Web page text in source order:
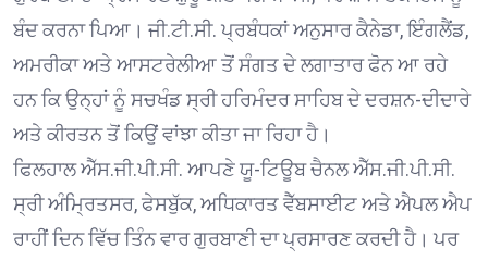
ਬੰਦ ਕਰਨਾ ਪਿਆ। ਜੀ.ਟੀ.ਸੀ. ਪ੍ਰਬੰਧਕਾਂ ਅਨੁਸਾਰ ਕੈਨੇਡਾ, ਇੰਗਲੈਂਡ,
ਅਮਰੀਕਾ ਅਤੇ ਆਸਟਰੇਲੀਆ ਤੋਂ ਸੰਗਤ ਦੇ ਲਗਾਤਾਰ ਫੋਨ ਆ ਰਹੇ
ਹਨ ਕਿ ਉਨ੍ਹਾਂ ਨੂੰ ਸਚਖੰਡ ਸ੍ਰੀ ਹਰਿਮੰਦਰ ਸਾਹਿਬ ਦੇ ਦਰਸ਼ਨ-ਦੀਦਾਰੇ
ਅਤੇ ਕੀਰਤਨ ਤੋਂ ਕਿਉਂ ਵਾਂਝਾ ਕੀਤਾ ਜਾ ਰਿਹਾ ਹੈ।
ਫਿਲਹਾਲ ਐੱਸ.ਜੀ.ਪੀ.ਸੀ. ਆਪਣੇ ਯੂ-ਟਿਊਬ ਚੈਨਲ ਐੱਸ.ਜੀ.ਪੀ.ਸੀ.
ਸ੍ਰੀ ਅੰਮ੍ਰਿਤਸਰ, ਫੇਸਬੁੱਕ, ਅਧਿਕਾਰਤ ਵੈੱਬਸਾਈਟ ਅਤੇ ਐਪਲ ਐਪ
ਰਾਹੀਂ ਦਿਨ ਵਿੱਚ ਤਿੰਨ ਵਾਰ ਗੁਰਬਾਣੀ ਦਾ ਪ੍ਰਸਾਰਣ ਕਰਦੀ ਹੈ। ਪਰ